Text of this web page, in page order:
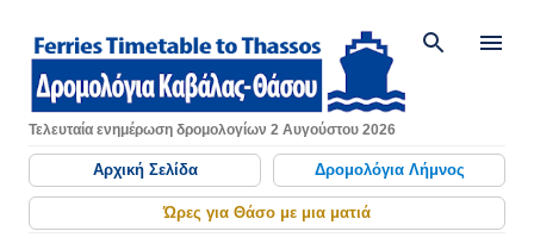
Μετάβαση στο κύριο περιεχόμενο
Τελευταία ενημέρωση δρομολογίων 2 Αυγούστου 2026
Αρχική Σελίδα Δρομολόγια Λήμνος
Ώρες για Θάσο με μια ματιά